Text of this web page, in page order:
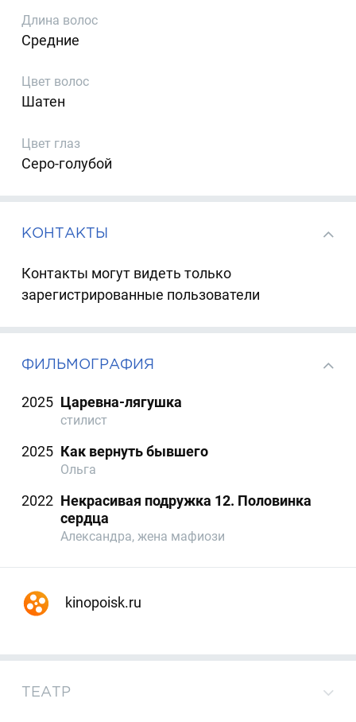
Длина волос
Средние
Цвет волос
Шатен
Цвет глаз
Серо-голубой
КОНТАКТЫ
Контакты могут видеть только
зарегистрированные пользователи
ФИЛЬМОГРАФИЯ
2025 Царевна-лягушка
стилист
2025 Как вернуть бывшего
Ольга
2022 Некрасивая подружка 12. Половинка
сердца
Александра, жена мафиози
kinopoisk.ru
ТЕАТР